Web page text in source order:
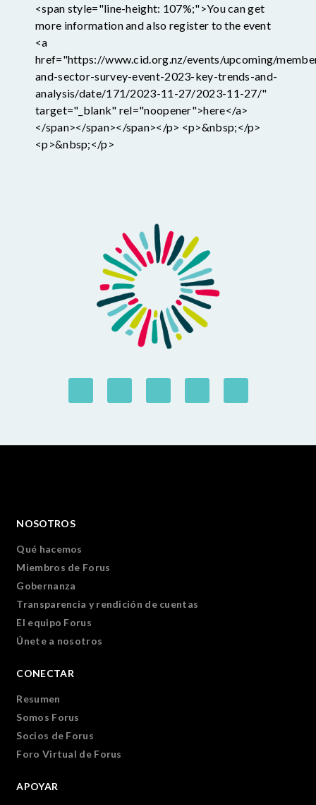
<span style="line-height: 107%;">You can get
more information and also register to the event
<a
href="https://www.cid.org.nz/events/upcoming/
and-sector-survey-event-2023-key-trends-and-
analysis/date/171/2023-11-27/2023-11-27/"
target="_blank" rel="noopener">here</a>
</span></span></span></p> <p>&nbsp;</p>
<p>&nbsp;</p>
NOSOTROS
Qué hacemos
Miembros de Forus
Gobernanza
Transparencia y rendición de cuentas
El equipo Forus
Únete a nosotros
CONECTAR
Resumen
Somos Forus
Socios de Forus
Foro Virtual de Forus
APOYAR